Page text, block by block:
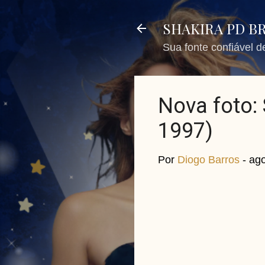
SHAKIRA PD
Sua fonte confiável
Nova foto:
1997)
Por Diogo Barros -